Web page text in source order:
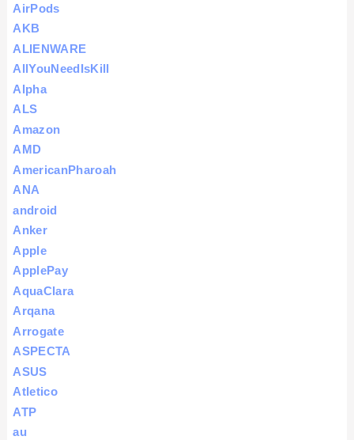
AirPods
AKB
ALIENWARE
AllYouNeedIsKill
Alpha
ALS
Amazon
AMD
AmericanPharoah
ANA
android
Anker
Apple
ApplePay
AquaClara
Arqana
Arrogate
ASPECTA
ASUS
Atletico
ATP
au